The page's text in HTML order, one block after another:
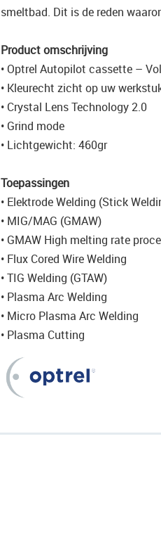
smeltbad. Dit is de reden
Product omschrijving
• Optrel Autopilot cassette –
• Kleurecht zicht op uw
• Crystal Lens Technology 2.0
• Grind mode
• Lichtgewicht: 460gr
Toepassingen
• Elektrode Welding (Stick
• MIG/MAG (GMAW)
• GMAW High melting rate
• Flux Cored Wire Welding
• TIG Welding (GTAW)
• Plasma Arc Welding
• Micro Plasma Arc Welding
• Plasma Cutting